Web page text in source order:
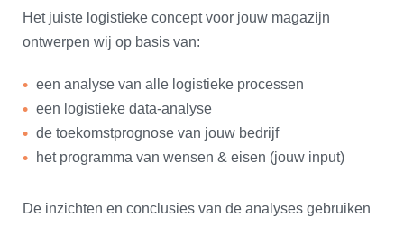
Het juiste logistieke concept voor jouw magazijn
ontwerpen wij op basis van:
​een analyse van alle logistieke processen
een logistieke data-analyse
de toekomstprognose van jouw bedrijf
het programma van wensen & eisen (jouw input)
De inzichten en conclusies van de analyses gebruiken